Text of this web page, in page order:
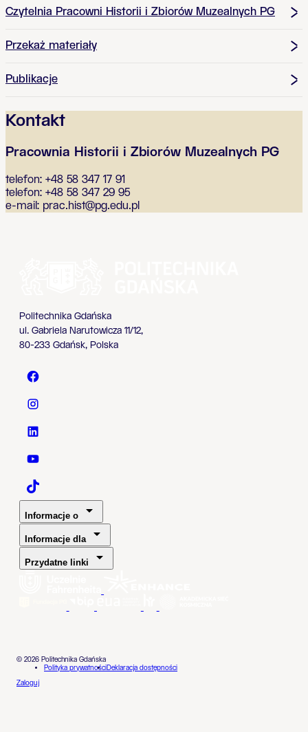
Czytelnia Pracowni Historii i Zbiorów Muzealnych PG
Przekaż materiały
Publikacje
Kontakt
Pracownia Historii i Zbiorów Muzealnych PG
telefon: +48 58 347 17 91
telefon: +48 58 347 29 95
e-mail: prac.hist@pg.edu.pl
Politechnika Gdańska
ul. Gabriela Narutowicza 11/12,
80-233 Gdańsk, Polska
Politechnika Gdańska - Facebook
Politechnika Gdańska - Instagram
Politechnika Gdańska - LinkedIn
Politechnika Gdańska - YouTube
Politechnika Gdańska - TaikTok
Informacje o
Informacje dla
Przydatne linki
© 2026 Politechnika Gdańska
Polityka prywatnościDeklaracja dostępności
Zaloguj